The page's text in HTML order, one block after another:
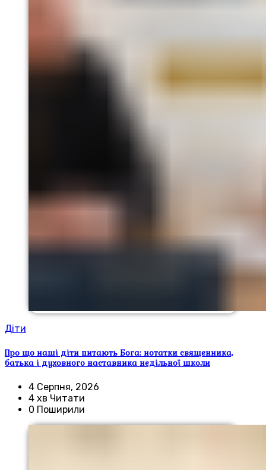
Діти
Про що наші діти питають Бога: нотатки священника,
батька і духовного наставника недільної школи
4 Серпня, 2026
4 хв Читати
0 Поширили